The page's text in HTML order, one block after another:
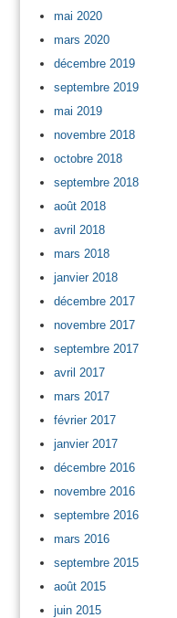
mai 2020
mars 2020
décembre 2019
septembre 2019
mai 2019
novembre 2018
octobre 2018
septembre 2018
août 2018
avril 2018
mars 2018
janvier 2018
décembre 2017
novembre 2017
septembre 2017
avril 2017
mars 2017
février 2017
janvier 2017
décembre 2016
novembre 2016
septembre 2016
mars 2016
septembre 2015
août 2015
juin 2015